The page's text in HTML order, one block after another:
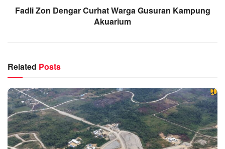
Fadli Zon Dengar Curhat Warga Gusuran Kampung
Akuarium
Related Posts